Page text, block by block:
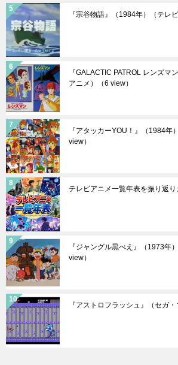
『宗谷物語』（1984年）（テレビ
『GALACTIC PATROL レンズマ
アニメ）
（6 view）
『アタッカーYOU！』（1984年
view）
テレビアニメ一覧年表を振り返り
『ジャングル黒べえ』（1973年
view）
『アストロフラッシュ』（セガ・